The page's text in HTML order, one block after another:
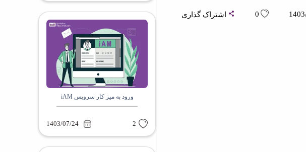
0 اشتراک گذاری
ورود به میز کار سرویس iAM
2
1403/07/24